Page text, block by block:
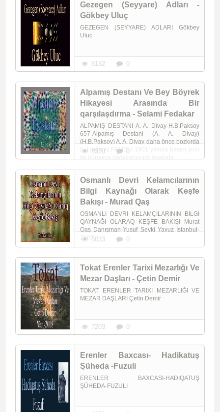
Gezegen (Seyyare) Adları -
Gökbey Uluç
GEZEGEN (SEYYARE) ADLARI Gökbey
Uluc
8182 0
Alpamış Destanı Ve Bey Böyrek
Hikayesi Arasında Bir
qarşılaşdırma - Selami Fedakar
ALPAMIŞ DESTANI A. A. Divay-H.B.Paksoy
657-Alpamış Destani (A. A. Divay)
(H.B.Paksoy) A. A. Divay daha önce bozkırda
bulduğu ALPAMIŞ ı 1901 yılında basım yolu
ile dünyaya bağışlamış idi. Aşağıda ...
8370 0
Osmanlı Devri Kelamcılarının
Bilgi Kaynağı Olarak Keşfe
Bakışı - Murad Qaş
OSMANLI DEVRI KELAMÇILARININ BILGI
QAYNAĞI OLARAQ KEŞFE BAKIŞI Murat
Qaş Danışman-Yusuf Şevki Yavuz Istanbul-
20075033 0
Tokat Erenler Tarixi Mezarlığı Ve
Mezar Daşları - Çetin Demir
TOKAT ERENLER TARIXI MEZARLIĞI VE
MEZAR DAŞLARI Çetin Demir
7203 0
Erenler Baxcası- Hadikatuş
Şüheda -Fuzuli
ERENLER BAXCASI-HADIQATUŞ
ŞÜHEDA-FUZULI